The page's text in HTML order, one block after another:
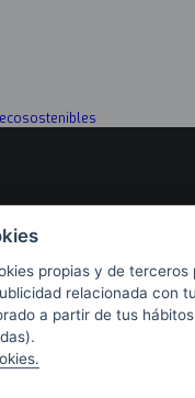
propias y de
relacionada con
a partir de tus